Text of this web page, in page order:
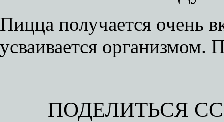
Пицца получается очень
усваивается организмом.
ПОДЕЛИТЬСЯ